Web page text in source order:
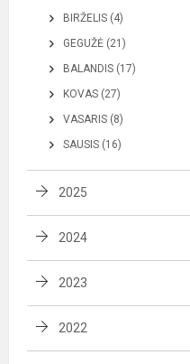
BIRŽELIS (4)
GEGUŽĖ (21)
BALANDIS (17)
KOVAS (27)
VASARIS (8)
SAUSIS (16)
2025
2024
2023
2022